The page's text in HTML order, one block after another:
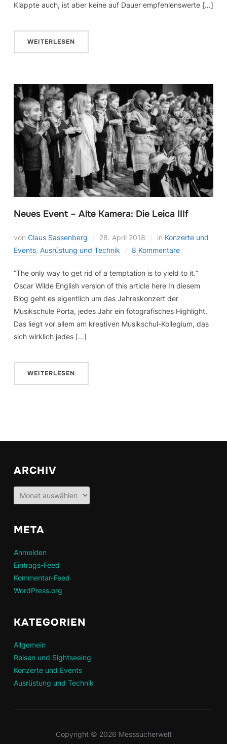
Klappte auch, ist aber keine auf Dauer empfehlenswerte […]
WEITERLESEN
Neues Event – Alte Kamera: Die Leica IIIf
von Claus Sassenberg 28. April 2018 in Konzerte und
Events, Ausrüstung und Technik 8 Kommentare
“The only way to get rid of a temptation is to yield to it.“
Oscar Wilde English version of this article here In diesem
Blog geht es eigentlich um das Jahreskonzert der
Musikschule Porta, jedes Jahr ein fotografisches Highlight.
Das liegt vor allem am kreativen Musikschul-Kollegium, das
sich wirklich jedes […]
WEITERLESEN
ARCHIV
Archiv
META
Anmelden
Eintrags-Feed
Kommentar-Feed
WordPress.org
KATEGORIEN
Allgemein
Reisen und Sightseeing
Konzerte und Events
Ausrüstung und Technik
Copyright © 2026 Messsucherwelt